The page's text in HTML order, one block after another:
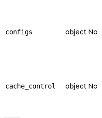
configs object No
cache_control object No